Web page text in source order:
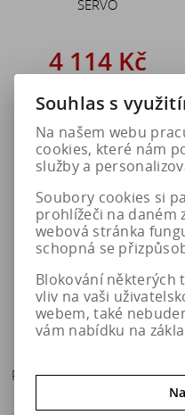
SERVO
4 114 Kč
Sleva
20
Pewag Sněhové řetězy RS 75
Souhlas s
Na našem webu
cookies, které nám
služby a
Soubory cookies si
prohlížeči na daném
webová stránka
schopná se
Blokování některých
vliv na vaši
webem, také
vám nabídku na